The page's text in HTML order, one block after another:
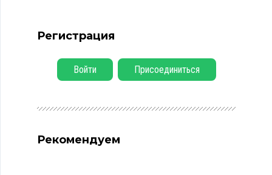
Регистрация
Войти Присоединиться
Рекомендуем